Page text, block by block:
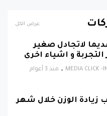
عرض الكل
لاتجادل صغير
و اشياء اخرى
MEDIA CLICK - منذ 3 أعوام
زيادة الوزن خلال شهر